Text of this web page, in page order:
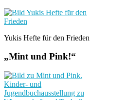
Yukis Hefte für den Frieden
„Mint und Pink!“